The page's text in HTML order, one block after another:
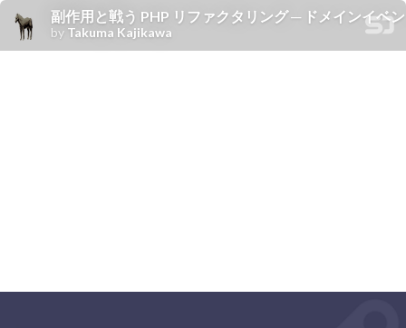
副作用と戦う PHP リファクタリング ─ ドメインイベ
by Takuma Kajikawa